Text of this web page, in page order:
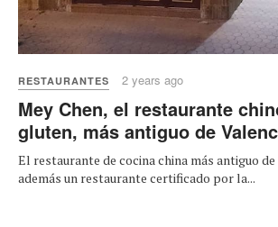
RESTAURANTES 2 years ago
Mey Chen, el restaurante
gluten, más antiguo de
El restaurante de cocina china más antiguo de
además un restaurante certificado por la...